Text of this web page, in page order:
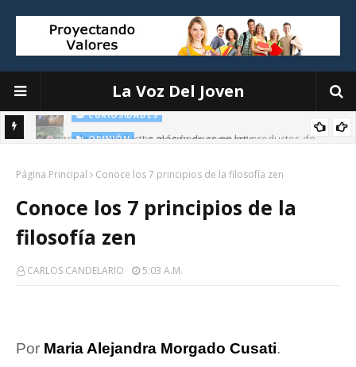
La Voz Del Joven
Página Principal Conoce los 7 principios de la filosofía zen
Conoce los 7 principios de la
filosofía zen
CARLOS CANDELARIO 5:03 A.m.
Por Maria Alejandra Morgado Cusati.